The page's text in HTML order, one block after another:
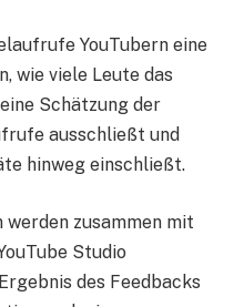
YouTubern eine
wie viele Leute das
Schätzung der
ausschließt und
hinweg einschließt.
zusammen mit
Studio
des Feedbacks